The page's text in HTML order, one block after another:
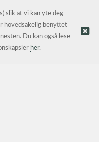
levert avKréatif AS
slik at vi kan yte deg
hovedsakelig benyttet
Du kan også lese
her.